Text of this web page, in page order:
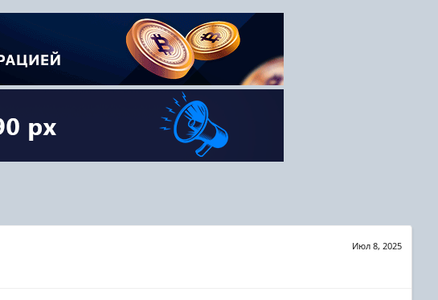
Июл 8, 2025